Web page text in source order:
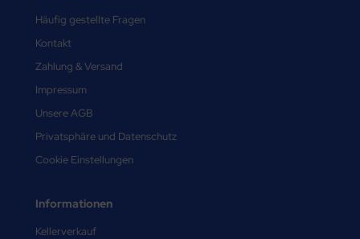
Häufig gestellte Fragen
Kontakt
Zahlung & Versand
Impressum
Unsere AGB
Privatsphäre und Datenschutz
Cookie Einstellungen
Informationen
Kellerverkauf